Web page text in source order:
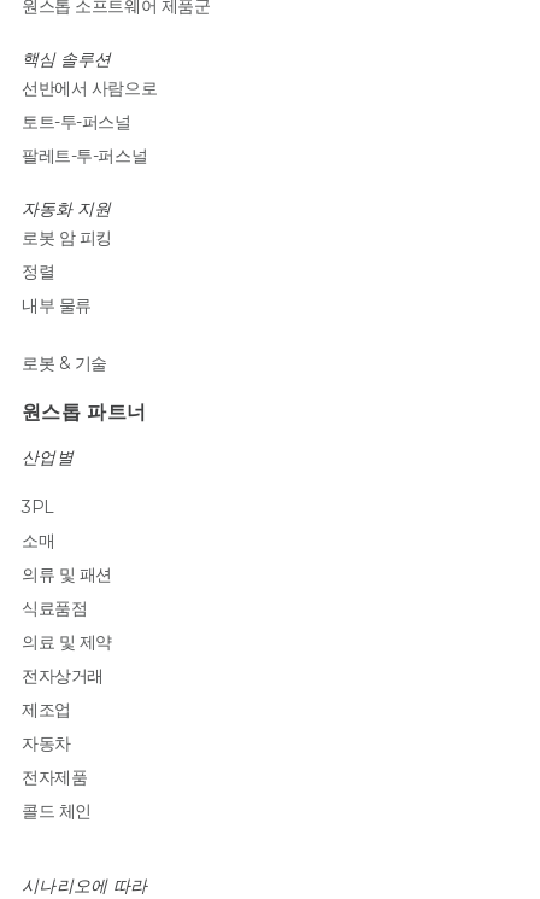
원스톱 소프트웨어 제품군
핵심 솔루션
선반에서 사람으로
토트-투-퍼스널
팔레트-투-퍼스널
자동화 지원
로봇 암 피킹
정렬
내부 물류
로봇 & 기술
원스톱 파트너
산업별
3PL
소매
의류 및 패션
식료품점
의료 및 제약
전자상거래
제조업
자동차
전자제품
콜드 체인
시나리오에 따라